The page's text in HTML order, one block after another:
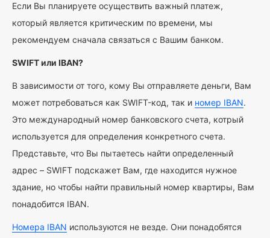
Если Вы планируете осуществить важный платеж,
который является критическим по времени, мы
рекомендуем сначала связаться с Вашим банком.
SWIFT или IBAN?
В зависимости от того, кому Вы отправляете деньги, Вам
может потребоваться как SWIFT-код, так и номер IBAN.
Это международный номер банковского счета, котрый
используется для определения конкретного счета.
Представьте, что Вы пытаетесь найти определенный
адрес – SWIFT подскажет Вам, где находится нужное
здание, но чтобы найти правильный номер квартиры, Вам
понадобится IBAN.
Номера IBAN используются не везде. Они понадобятся